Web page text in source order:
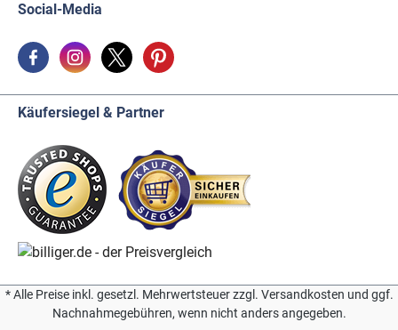
Social-Media
Käufersiegel & Partner
* Alle Preise inkl. gesetzl. Mehrwertsteuer zzgl. Versandkosten und ggf.
Nachnahmegebühren, wenn nicht anders angegeben.